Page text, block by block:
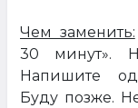
Чем заменить:
30 минут».
Напишите
Буду позже.